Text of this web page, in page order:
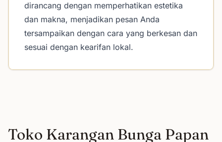
dirancang dengan memperhatikan estetika
dan makna, menjadikan pesan Anda
tersampaikan dengan cara yang berkesan dan
sesuai dengan kearifan lokal.
Toko Karangan Bunga Papan